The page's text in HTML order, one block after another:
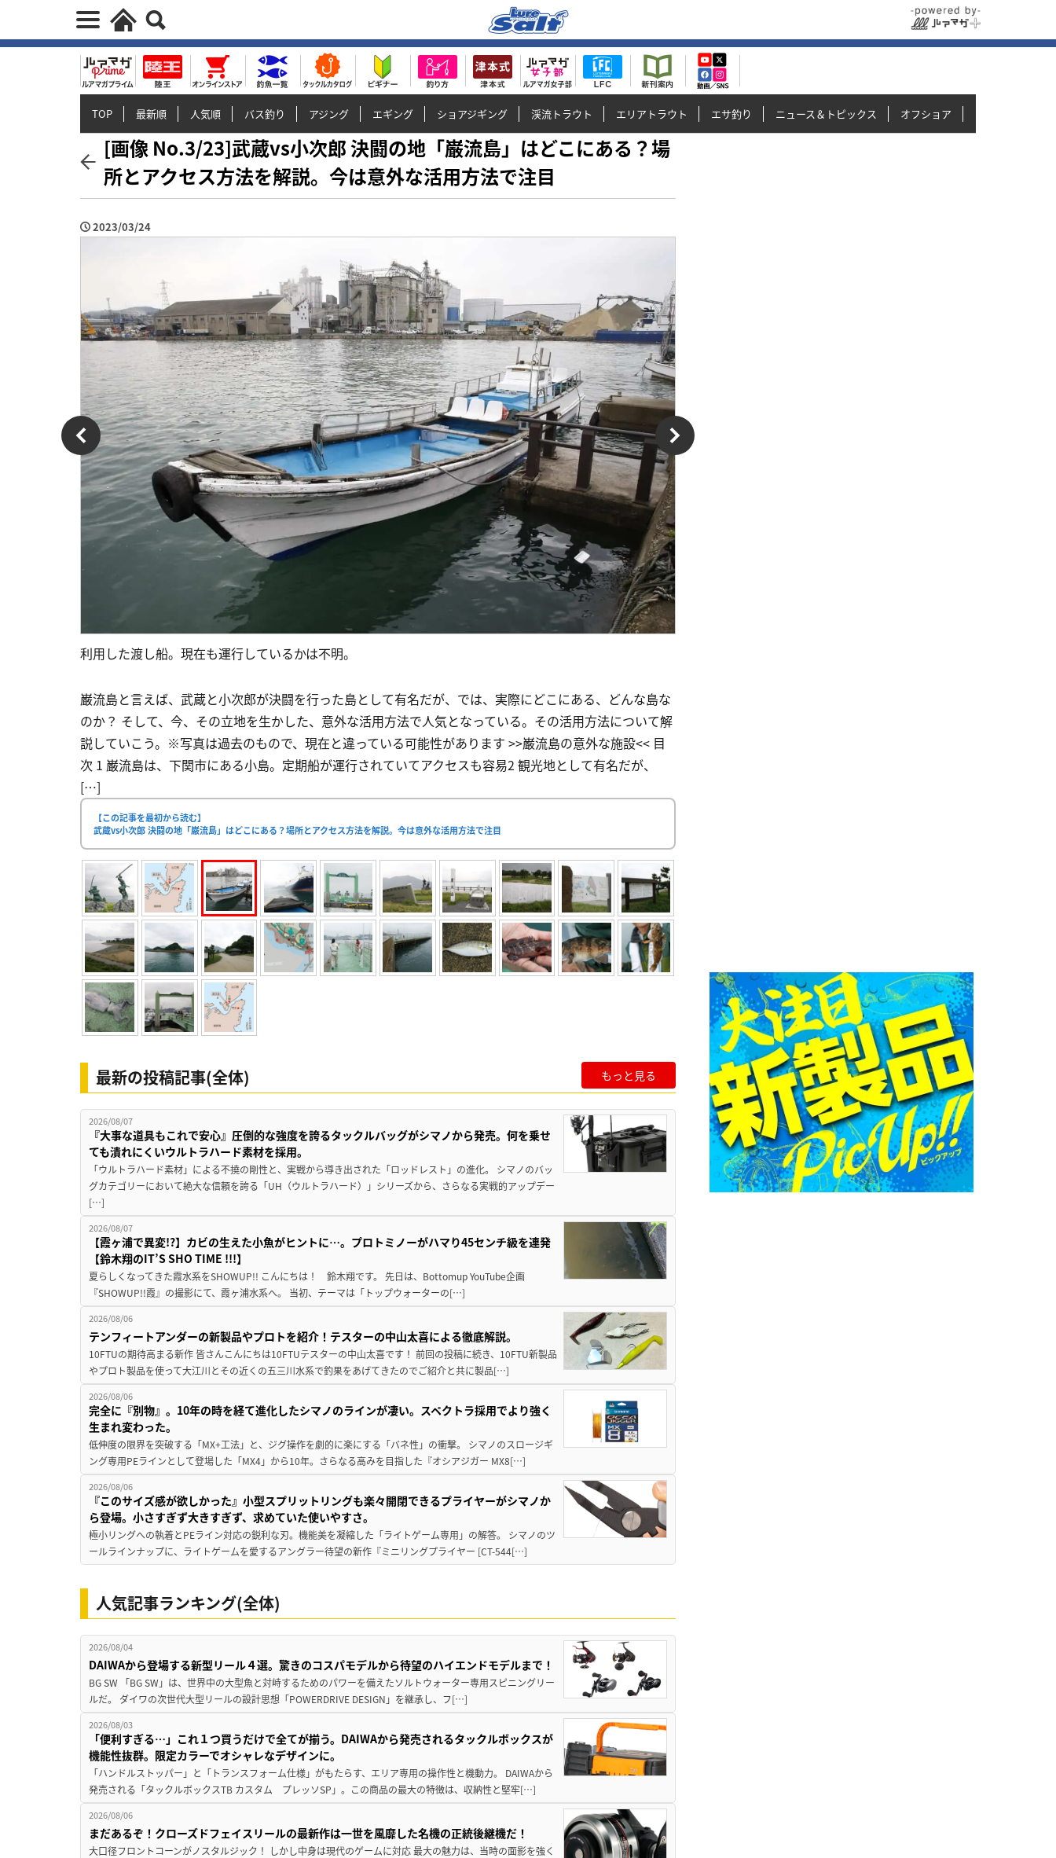
TOP 最新順 人気順 バス釣り アジング エギング ショアジギング 渓流トラウト エリアトラウト エサ釣り ニュース＆トピックス オフショア
[画像 No.3/23]武蔵vs小次郎 決闘の地「巌流島」はどこにある？場
所とアクセス方法を解説。今は意外な活用方法で注目
2023/03/24
利用した渡し船。現在も運行しているかは不明。
巌流島と言えば、武蔵と小次郎が決闘を行った島として有名だが、では、実際にどこにある、どんな島な
のか？ そして、今、その立地を生かした、意外な活用方法で人気となっている。その活用方法について解
説していこう。※写真は過去のもので、現在と違っている可能性があります >>巌流島の意外な施設<< 目
次 1 巌流島は、下関市にある小島。定期船が運行されていてアクセスも容易2 観光地として有名だが、
[…]
【この記事を最初から読む】
武蔵vs小次郎 決闘の地「巌流島」はどこにある？場所とアクセス方法を解説。今は意外な活用方法で注目
最新の投稿記事(全体) もっと見る
2026/08/07
『大事な道具もこれで安心』圧倒的な強度を誇るタックルバッグがシマノから発売。何を乗せ
ても潰れにくいウルトラハード素材を採用。
「ウルトラハード素材」による不撓の剛性と、実戦から導き出された「ロッドレスト」の進化。 シマノのバッ
グカテゴリーにおいて絶大な信頼を誇る「UH（ウルトラハード）」シリーズから、さらなる実戦的アップデー
[…]
2026/08/07
【霞ヶ浦で異変!?】カビの生えた小魚がヒントに…。プロトミノーがハマり45センチ級を連発
【鈴木翔のIT’S SHO TIME !!!】
夏らしくなってきた霞水系をSHOWUP!! こんにちは！ 鈴木翔です。 先日は、Bottomup YouTube企画
『SHOWUP!!霞』の撮影にて、霞ヶ浦水系へ。 当初、テーマは「トップウォーターの[…]
2026/08/06
テンフィートアンダーの新製品やプロトを紹介！テスターの中山太喜による徹底解説。
10FTUの期待高まる新作 皆さんこんにちは10FTUテスターの中山太喜です！ 前回の投稿に続き、10FTU新製品
やプロト製品を使って大江川とその近くの五三川水系で釣果をあげてきたのでご紹介と共に製品[…]
2026/08/06
完全に『別物』。10年の時を経て進化したシマノのラインが凄い。スペクトラ採用でより強く
生まれ変わった。
低伸度の限界を突破する「MX+工法」と、ジグ操作を劇的に楽にする「バネ性」の衝撃。 シマノのスロージギ
ング専用PEラインとして登場した「MX4」から10年。さらなる高みを目指した『オシアジガー MX8[…]
2026/08/06
『このサイズ感が欲しかった』小型スプリットリングも楽々開閉できるプライヤーがシマノか
ら登場。小さすぎず大きすぎず、求めていた使いやすさ。
極小リングへの執着とPEライン対応の鋭利な刃。機能美を凝縮した「ライトゲーム専用」の解答。 シマノのツ
ールラインナップに、ライトゲームを愛するアングラー待望の新作『ミニリングプライヤー [CT-544[…]
人気記事ランキング(全体)
2026/08/04
DAIWAから登場する新型リール４選。驚きのコスパモデルから待望のハイエンドモデルまで！
BG SW 「BG SW」は、世界中の大型魚と対峙するためのパワーを備えたソルトウォーター専用スピニングリー
ルだ。 ダイワの次世代大型リールの設計思想「POWERDRIVE DESIGN」を継承し、フ[…]
2026/08/03
「便利すぎる…」これ１つ買うだけで全てが揃う。DAIWAから発売されるタックルボックスが
機能性抜群。限定カラーでオシャレなデザインに。
「ハンドルストッパー」と「トランスフォーム仕様」がもたらす、エリア専用の操作性と機動力。 DAIWAから
発売される「タックルボックスTB カスタム プレッソSP」。この商品の最大の特徴は、収納性と堅牢[…]
2026/08/06
まだあるぞ！クローズドフェイスリールの最新作は一世を風靡した名機の正統後継機だ！
大口径フロントコーンがノスタルジック！ しかし中身は現代のゲームに対応 最大の魅力は、当時の面影を強く